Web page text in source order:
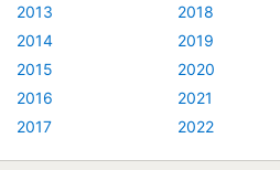
2013
2014
2015
2016
2017
2018
2019
2020
2021
2022